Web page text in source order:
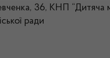
36, КНП “Дитяча
ради